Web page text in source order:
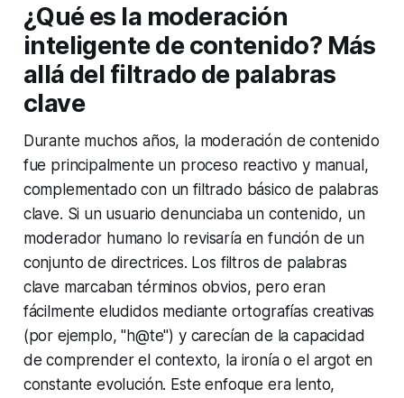
¿Qué es la moderación
inteligente de contenido? Más
allá del filtrado de palabras
clave
Durante muchos años, la moderación de contenido
fue principalmente un proceso reactivo y manual,
complementado con un filtrado básico de palabras
clave. Si un usuario denunciaba un contenido, un
moderador humano lo revisaría en función de un
conjunto de directrices. Los filtros de palabras
clave marcaban términos obvios, pero eran
fácilmente eludidos mediante ortografías creativas
(por ejemplo, "h@te") y carecían de la capacidad
de comprender el contexto, la ironía o el argot en
constante evolución. Este enfoque era lento,